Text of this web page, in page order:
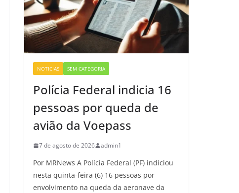
NOTICIAS SEM CATEGORIA
Polícia Federal indicia 16
pessoas por queda de
avião da Voepass
7 de agosto de 2026 admin1
Por MRNews A Polícia Federal (PF) indiciou
nesta quinta-feira (6) 16 pessoas por
envolvimento na queda da aeronave da